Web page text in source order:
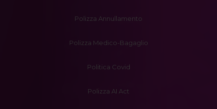
Polizza Annullamento
Polizza Medico-Bagaglio
Politica Covid
Polizza AI Act